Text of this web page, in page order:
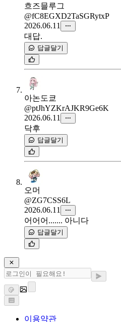
흐즈믈루그
@fC8EGXD2TaSGRytxP
2026.06.11
대답.
답글달기
아논도쿄
@ptJhYZKrAJKR9Ge6K
2026.06.11
닥후
답글달기
오머
@ZG7CSS6L
2026.06.11
어어어....... 아니다
답글달기
이용약관